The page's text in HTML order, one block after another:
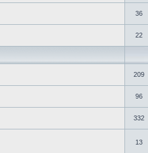
36
22
209
96
332
13